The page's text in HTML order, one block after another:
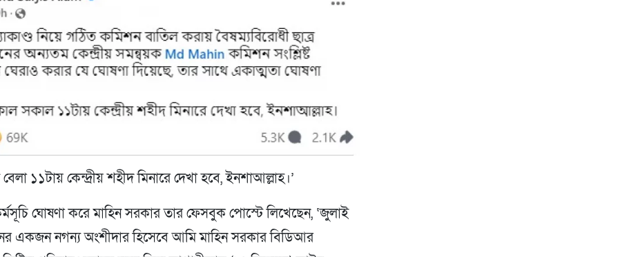
১১টায় কেন্দ্রীয় শহীদ মিনারে দেখা হবে, ইনশাআল্লাহ।’
ঘোষণা করে মাহিন সরকার তার ফেসবুক পোস্টে লিখেছেন, ‘জুলাই
একজন নগন্য অংশীদার হিসেবে আমি মাহিন সরকার বিডিআর